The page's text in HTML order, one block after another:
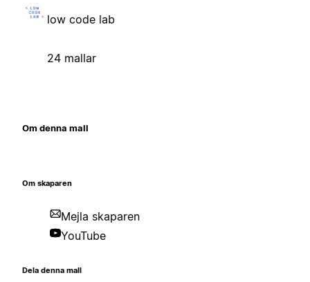
low code lab
24 mallar
Om denna mall
Om skaparen
Mejla skaparen
YouTube
Dela denna mall